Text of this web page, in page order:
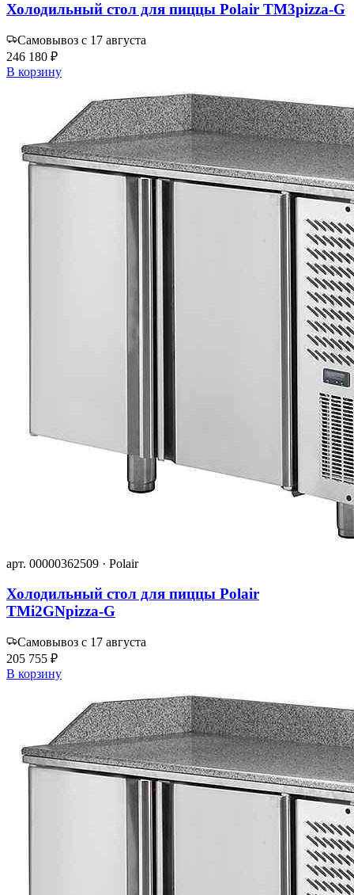
Холодильный стол для пиццы Polair TM3pizza-G
Самовывоз с 17 августа
246 180 ₽
В корзину
арт. 00000362509 · Polair
Холодильный стол для пиццы Polair
TMi2GNpizza-G
Самовывоз с 17 августа
205 755 ₽
В корзину